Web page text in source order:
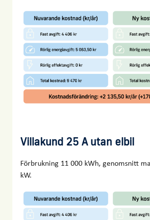
Villakund 25 A utan elbil
Förbrukning 11 000 kWh, genomsnitt
kW.